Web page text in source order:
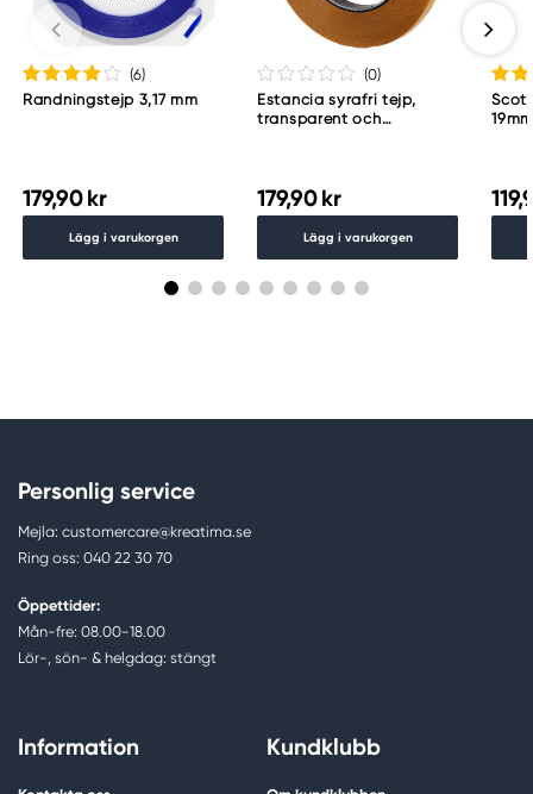
(6)
Randningstejp 3,17 mm
179,90 kr
Lägg i varukorgen
(0)
Estancia syrafri tejp,
transparent och
179,90 kr
Lägg i varukorgen
Personlig service
Mejla: customercare@kreatima.se
Ring oss: 040 22 30 70
Öppettider:
Mån-fre: 08.00-18.00
Lör-, sön- & helgdag: stängt
Information Kundklubb